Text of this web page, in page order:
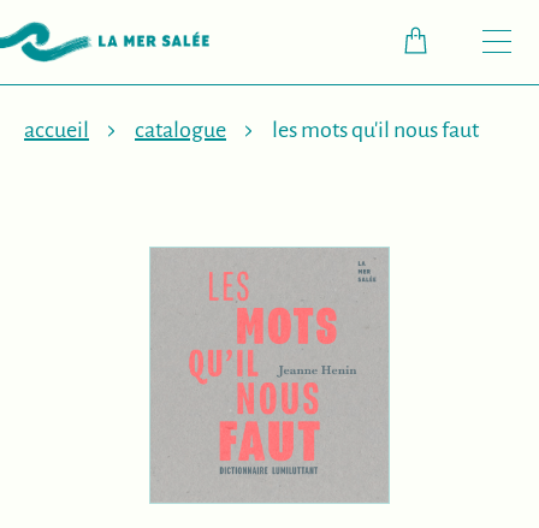
accueil catalogue les mots qu'il nous faut